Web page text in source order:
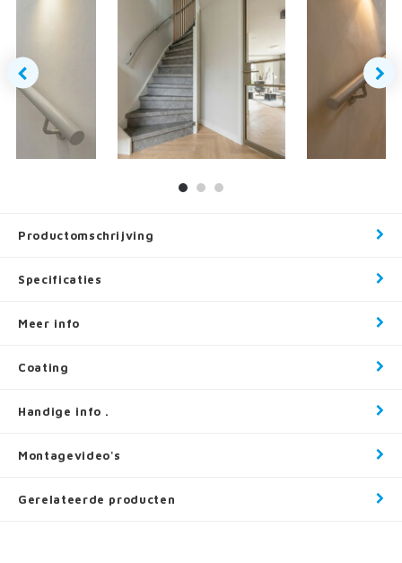
Productomschrijving
Specificaties
Meer info
Coating
Handige info .
Montagevideo's
Gerelateerde producten